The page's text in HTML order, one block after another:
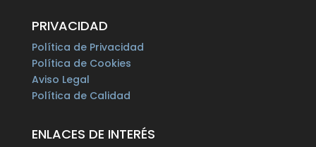
PRIVACIDAD
Política de Privacidad
Política de Cookies
Aviso Legal
Política de Calidad
ENLACES DE INTERÉS